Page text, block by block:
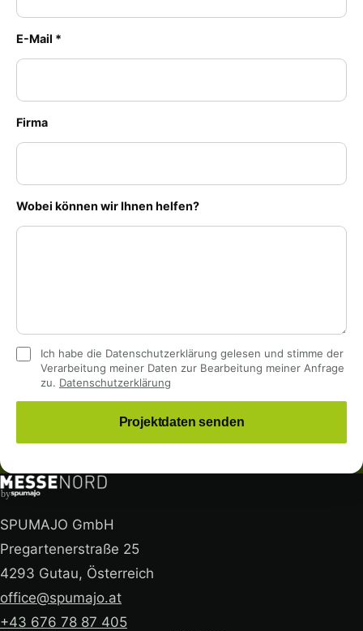
E-Mail *
Firma
Wobei können wir Ihnen helfen?
Ich habe die Datenschutzerklärung gelesen und stimme der
Verarbeitung meiner Daten zur Bearbeitung meiner Anfrage
zu. Datenschutzerklärung
Projektdaten senden
by
SPUMAJO GmbH
Pregartenerstraße 25
4293 Gutau, Österreich
office@spumajo.at
+43 676 78 87 405